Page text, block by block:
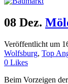
08 Dez.
Veröffentlicht um
Wolfsburg, Top
0 Likes
Beim Vorzeigen